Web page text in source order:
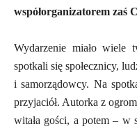
współorganizatorem
Wydarzenie miało wiele
spotkali się społecznicy,
i samorządowcy. Na
przyjaciół. Autorka z
witała gości, a potem – w